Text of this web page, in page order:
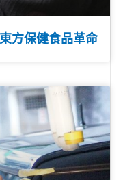
方保健食品革命